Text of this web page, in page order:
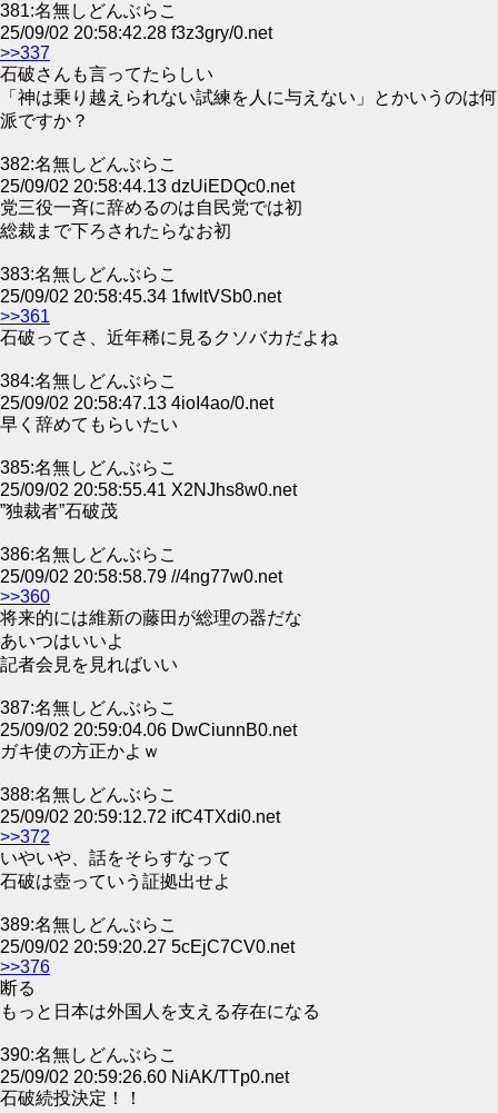
381:名無しどんぶらこ
25/09/02 20:58:42.28 f3z3gry/0.net
>>337
石破さんも言ってたらしい
「神は乗り越えられない試練を人に与えない」とかいうのは何
派ですか？
382:名無しどんぶらこ
25/09/02 20:58:44.13 dzUiEDQc0.net
党三役一斉に辞めるのは自民党では初
総裁まで下ろされたらなお初
383:名無しどんぶらこ
25/09/02 20:58:45.34 1fwltVSb0.net
>>361
石破ってさ、近年稀に見るクソバカだよね
384:名無しどんぶらこ
25/09/02 20:58:47.13 4ioI4ao/0.net
早く辞めてもらいたい
385:名無しどんぶらこ
25/09/02 20:58:55.41 X2NJhs8w0.net
”独裁者”石破茂
386:名無しどんぶらこ
25/09/02 20:58:58.79 //4ng77w0.net
>>360
将来的には維新の藤田が総理の器だな
あいつはいいよ
記者会見を見ればいい
387:名無しどんぶらこ
25/09/02 20:59:04.06 DwCiunnB0.net
ガキ使の方正かよｗ
388:名無しどんぶらこ
25/09/02 20:59:12.72 ifC4TXdi0.net
>>372
いやいや、話をそらすなって
石破は壺っていう証拠出せよ
389:名無しどんぶらこ
25/09/02 20:59:20.27 5cEjC7CV0.net
>>376
断る
もっと日本は外国人を支える存在になる
390:名無しどんぶらこ
25/09/02 20:59:26.60 NiAK/TTp0.net
石破続投決定！！